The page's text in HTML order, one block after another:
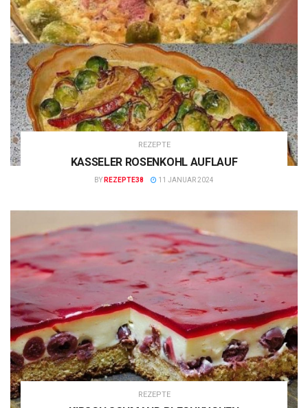
REZEPTE
KASSELER ROSENKOHL AUFLAUF
BY REZEPTE38 11 JANUAR 2024
REZEPTE